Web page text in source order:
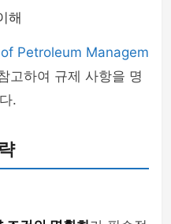
해
Petroleum Managem
고하여 규제 사항을 명
.